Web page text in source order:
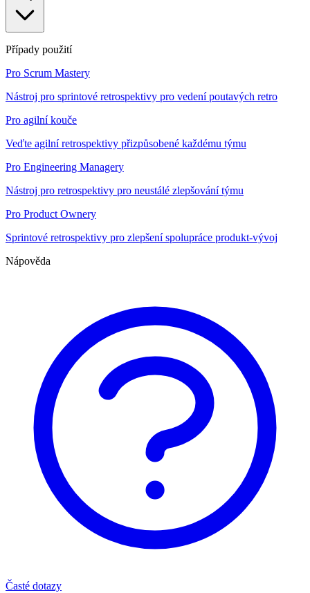
Případy použití
Pro Scrum Mastery
Nástroj pro sprintové retrospektivy pro vedení poutavých retro
Pro agilní kouče
Veďte agilní retrospektivy přizpůsobené každému týmu
Pro Engineering Managery
Nástroj pro retrospektivy pro neustálé zlepšování týmu
Pro Product Ownery
Sprintové retrospektivy pro zlepšení spolupráce produkt-vývoj
Nápověda
Časté dotazy